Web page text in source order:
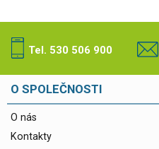
Tel. 530 506 900
O SPOLEČNOSTI
O nás
Kontakty